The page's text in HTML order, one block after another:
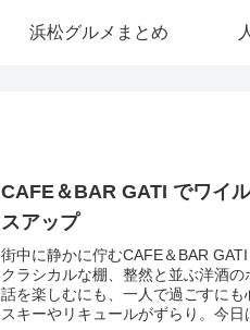
浜松グルメまとめ
CAFE＆BAR GATI でワイ
スアップ
街中に静かに佇むCAFE＆BAR
クラシカルな棚、整然と並ぶ洋酒
話を楽しむにも、一人で過ごすに
スキーやリキュールがずらり。今日